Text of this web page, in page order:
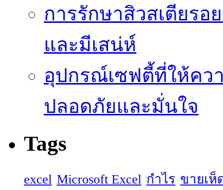
การรักษาสิวสเตียร
และมีเสน่ห์
อุปกรณ์เซฟตี้ที่ให้ค
ปลอดภัยและมั่นใจ
Tags
excel Microsoft Excel กำไร ขายเ